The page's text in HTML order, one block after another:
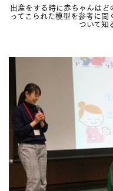
出産をする時に赤ちゃんは
ってこられた模型を参考に
ついて知